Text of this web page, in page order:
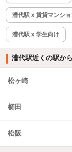
漕代駅 x 賃貸マンシ
漕代駅 x 学生向け
漕代駅近くの駅か
松ヶ崎
櫛田
松阪